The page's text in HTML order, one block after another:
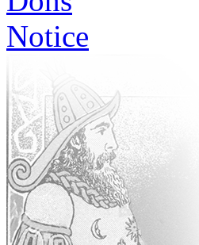
Notice